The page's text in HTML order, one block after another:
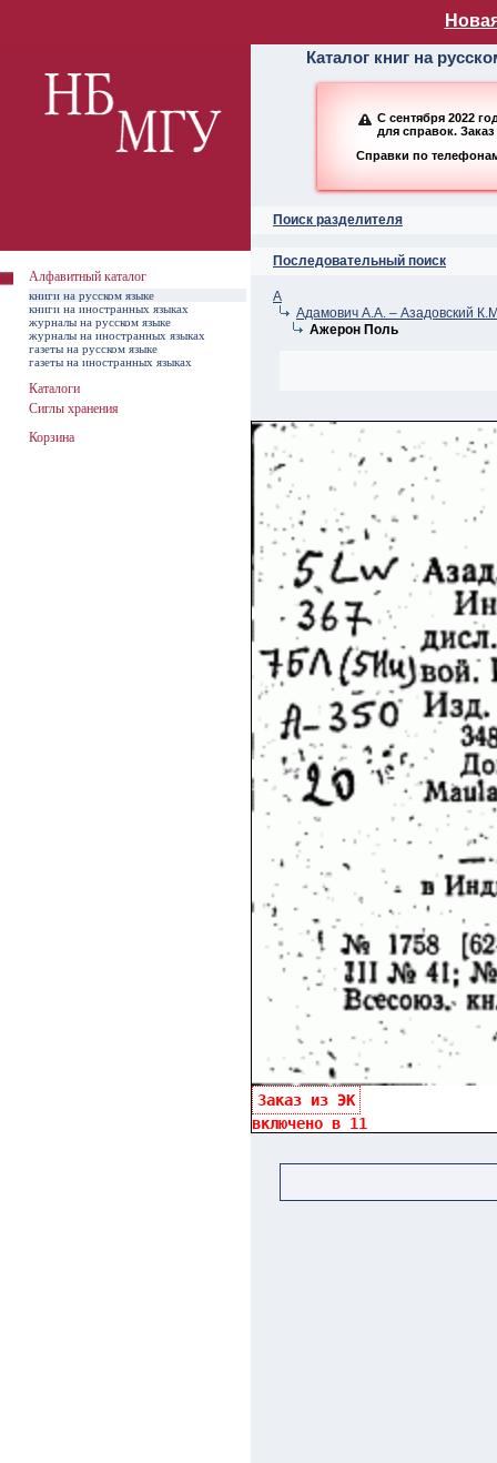
Алфавитный
Каталог книг на
С сентября 2022
для справок.
Справки по
Поиск разделителя
Последовательный поиск
А
Адамович А.А. – Азадовский
Ажерон Поль
Заказ из ЭК
Алфавитный каталог
книги на русском языке
книги на иностранных языках
журналы на русском языке
журналы на иностранных языках
газеты на русском языке
газеты на иностранных языках
Каталоги
Сиглы хранения
Корзина